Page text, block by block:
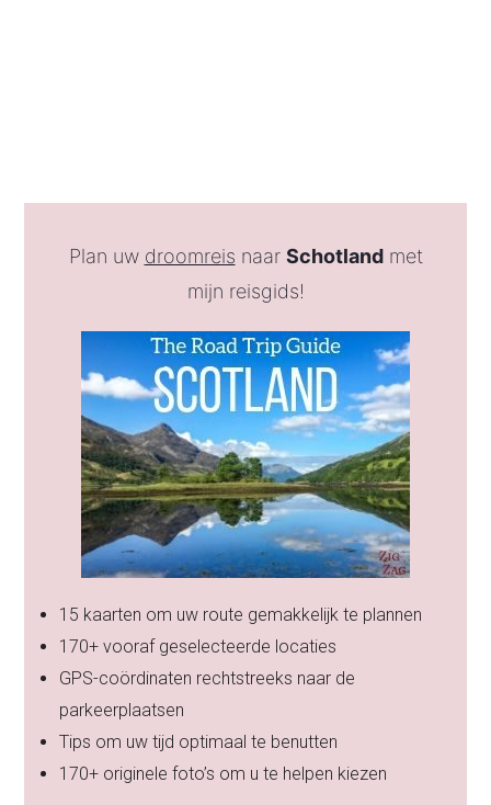
Plan uw droomreis naar Schotlandmet
mijn reisgids!
15 kaarten om uw route gemakkelijk te plannen
170+ vooraf geselecteerde locaties
GPS-coördinaten rechtstreeks naar de
parkeerplaatsen
Tips om uw tijd optimaal te benutten
170+ originele foto’s om u te helpen kiezen